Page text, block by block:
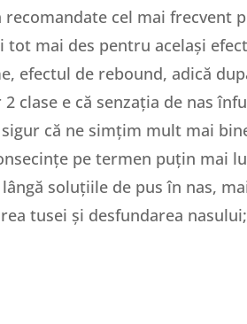
cel mai frecvent
mai des pentru același
efectul de rebound, adică
clase e că senzația de nas
că ne simțim mult mai
pe termen puțin mai
soluțiile de pus în nas,
tusei și desfundarea